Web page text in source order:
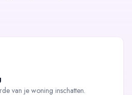
van je woning inschatten.